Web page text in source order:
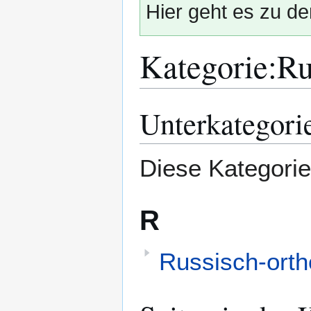
Hier geht es zu
Kategorie:
Navigation
Suche
Diese
R
Russisch-